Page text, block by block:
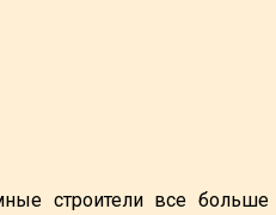
строители все